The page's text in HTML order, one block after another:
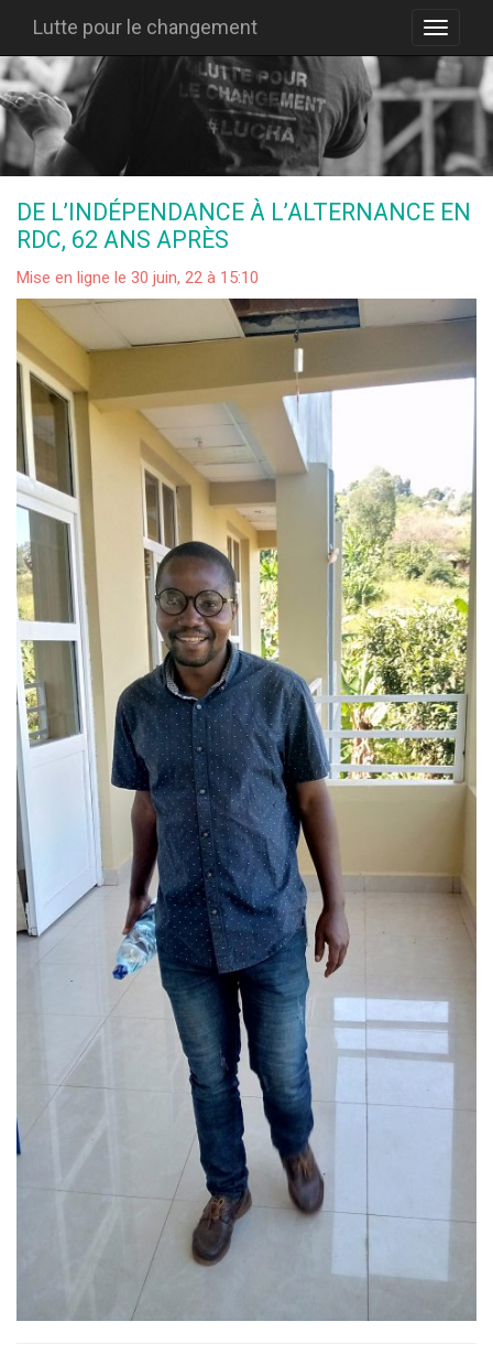
Lutte pour le changement
DE L’INDÉPENDANCE À L’ALTERNANCE EN
RDC, 62 ANS APRÈS
Mise en ligne le 30 juin, 22 à 15:10